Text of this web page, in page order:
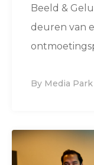
Beeld &
deuren van
By Media Park